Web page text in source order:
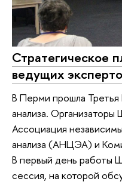
Стратегическое
ведущих
В Перми прошла
анализа.
Ассоциация
анализа (АНЦЭА) и
В первый день работы
сессия, на которой